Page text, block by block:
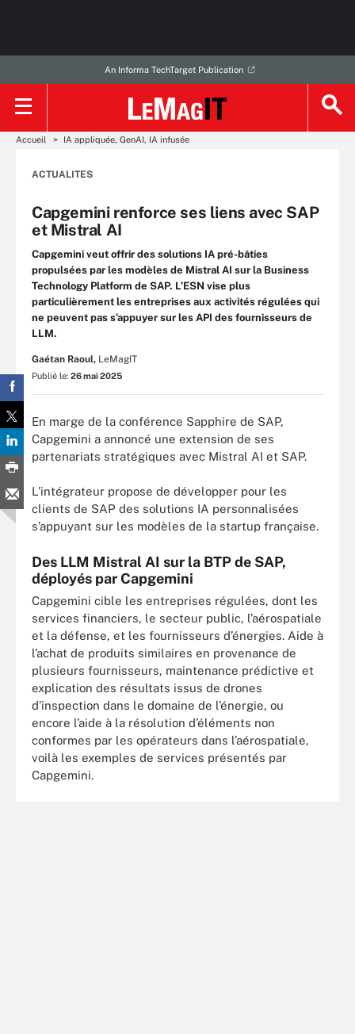
An Informa TechTarget Publication
Accueil IA appliquée, GenAI, IA infusée
ACTUALITES
Capgemini renforce ses liens avec SAP
et Mistral AI
Capgemini veut offrir des solutions IA pré-bâties
propulsées par les modèles de Mistral AI sur la Business
Technology Platform de SAP. L’ESN vise plus
particulièrement les entreprises aux activités régulées qui
ne peuvent pas s’appuyer sur les API des fournisseurs de
LLM.
Gaétan Raoul, LeMagIT
Publié le: 26 mai 2025
En marge de la conférence Sapphire de SAP,
Capgemini a annoncé une extension de ses
partenariats stratégiques avec Mistral AI et SAP.
L’intégrateur propose de développer pour les
clients de SAP des solutions IA personnalisées
s’appuyant sur les modèles de la startup française.
Des LLM Mistral AI sur la BTP de SAP,
déployés par Capgemini
Capgemini cible les entreprises régulées, dont les
services financiers, le secteur public, l’aérospatiale
et la défense, et les fournisseurs d’énergies. Aide à
l’achat de produits similaires en provenance de
plusieurs fournisseurs, maintenance prédictive et
explication des résultats issus de drones
d’inspection dans le domaine de l’énergie, ou
encore l’aide à la résolution d’éléments non
conformes par les opérateurs dans l’aérospatiale,
voilà les exemples de services présentés par
Capgemini.